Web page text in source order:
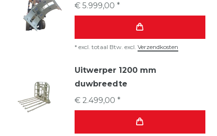
€ 5.999,00 *
* excl. totaal Btw. excl. Verzendkosten
Uitwerper 1200 mm
duwbreedte
€ 2.499,00 *